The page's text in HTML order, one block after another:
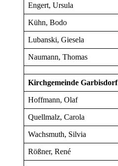
Engert, Ursula
Kühn, Bodo
Lubanski, Giesela
Naumann, Thomas
Kirchgemeinde Garbisdorf
Hoffmann, Olaf
Quellmalz, Carola
Wachsmuth, Silvia
Rößner, René